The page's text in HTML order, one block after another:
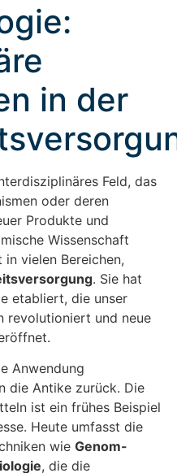
in der
Feld, das
oder deren
Produkte und
Wissenschaft
vielen Bereichen,
. Sie hat
etabliert, die unser
revolutioniert und neue
Anwendung
die Antike zurück. Die
ist ein frühes Beispiel
Heute umfasst die
wie Genom-
, die die